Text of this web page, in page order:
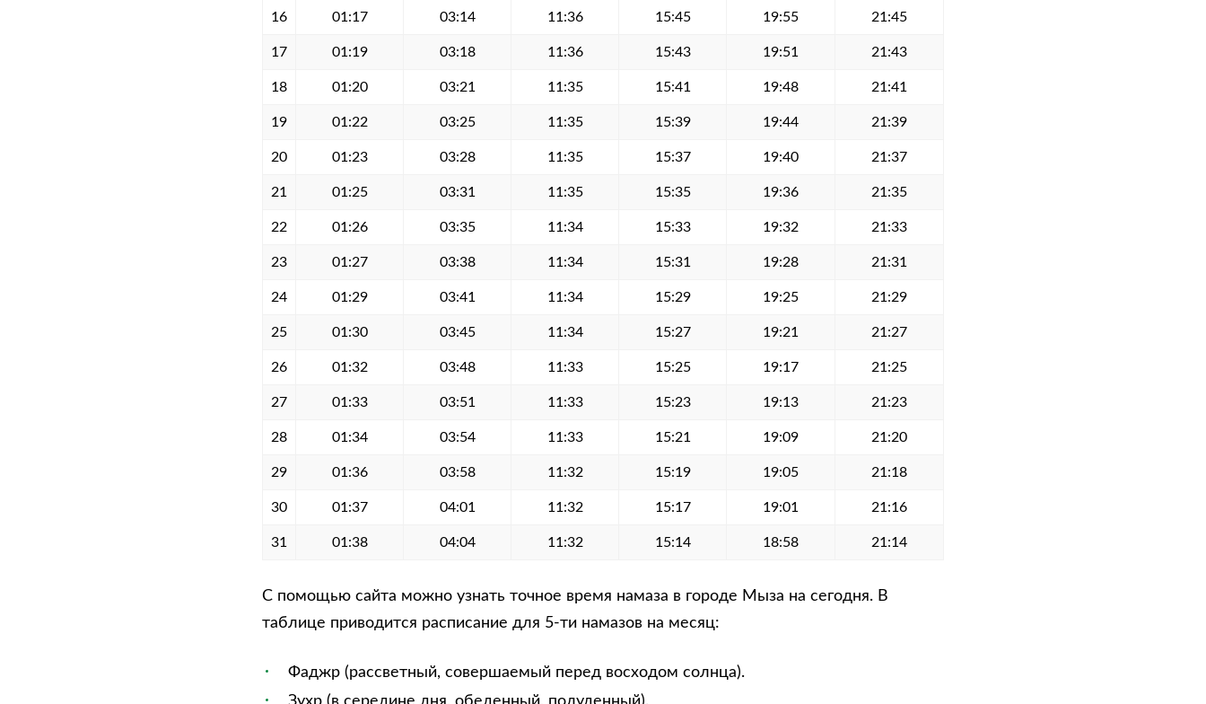
16 01:17 03:14 11:36 15:45 19:55 21:45
17 01:19 03:18 11:36 15:43 19:51 21:43
18 01:20 03:21 11:35 15:41 19:48 21:41
19 01:22 03:25 11:35 15:39 19:44 21:39
20 01:23 03:28 11:35 15:37 19:40 21:37
21 01:25 03:31 11:35 15:35 19:36 21:35
22 01:26 03:35 11:34 15:33 19:32 21:33
23 01:27 03:38 11:34 15:31 19:28 21:31
24 01:29 03:41 11:34 15:29 19:25 21:29
25 01:30 03:45 11:34 15:27 19:21 21:27
26 01:32 03:48 11:33 15:25 19:17 21:25
27 01:33 03:51 11:33 15:23 19:13 21:23
28 01:34 03:54 11:33 15:21 19:09 21:20
29 01:36 03:58 11:32 15:19 19:05 21:18
30 01:37 04:01 11:32 15:17 19:01 21:16
31 01:38 04:04 11:32 15:14 18:58 21:14
С помощью сайта можно узнать точное время намаза в городе Мыза на сегодня. В
таблице приводится расписание для 5-ти намазов на месяц:
Фаджр (рассветный, совершаемый перед восходом солнца).